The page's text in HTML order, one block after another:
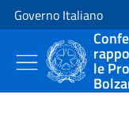
Vai al contenuto
Vai alla navigazione del
Governo Italiano
le